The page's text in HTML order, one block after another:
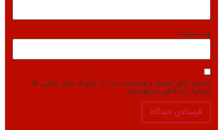
وب‌ سایت
ذخیره نام، ایمیل و وبسایت من در مرورگر برای زمانی که
دوباره دیدگاهی می‌نویسم.